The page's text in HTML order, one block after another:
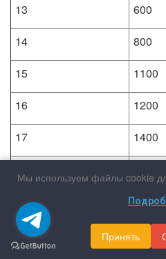
13
600
14
800
15
1100
16
1200
17
1400
19
2200
20
2600
Мы используем файлы cookie
Принять